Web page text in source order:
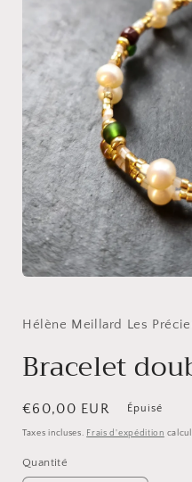
1
fenêtre
modale
Hélène Meillard Les
Bracelet
Prix
habituel
€60,00 EUR Épuisé
Taxes incluses. Frais d'expédition
Quantité